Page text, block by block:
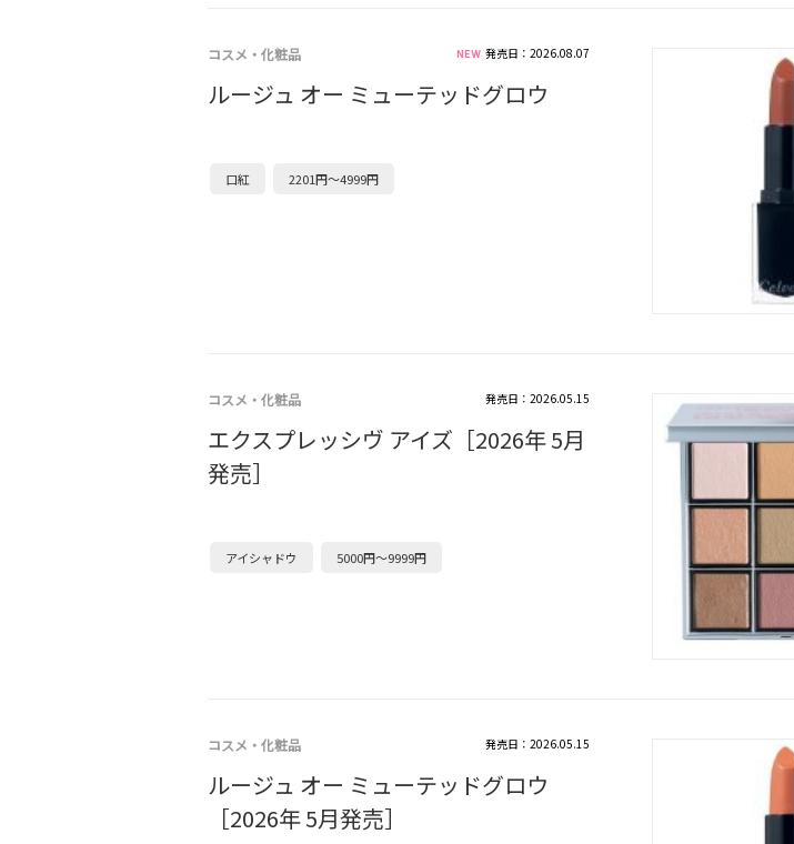
コスメ・化粧品 発売日：2026.08.07
ルージュ オー ミューテッドグロウ
口紅 2201円～4999円
コスメ・化粧品 発売日：2026.05.15
エクスプレッシヴ アイズ［2026年 5月
発売］
アイシャドウ 5000円～9999円
コスメ・化粧品 発売日：2026.05.15
ルージュ オー ミューテッドグロウ
［2026年 5月発売］